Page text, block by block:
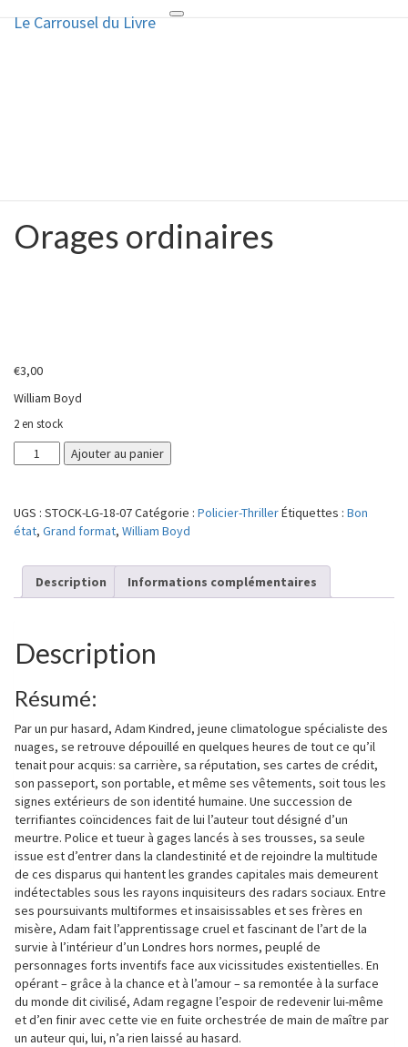
Toggle
Le Carrousel du Livre
Le Carrousel du Livre
Orages
ordinaires
Orages ordinaires
€3,00
William Boyd
2 en stock
quantité
de
Ajouter au panier
UGS : STOCK-LG-18-07Catégorie : Policier-ThrillerÉtiquettes : Bon
état, Grand format, William Boyd
Description Informations complémentaires
Description
Résumé:
Par un pur hasard, Adam Kindred, jeune climatologue spécialiste des
nuages, se retrouve dépouillé en quelques heures de tout ce qu’il
tenait pour acquis: sa carrière, sa réputation, ses cartes de crédit,
son passeport, son portable, et même ses vêtements, soit tous les
signes extérieurs de son identité humaine. Une succession de
terrifiantes coïncidences fait de lui l’auteur tout désigné d’un
meurtre. Police et tueur à gages lancés à ses trousses, sa seule
issue est d’entrer dans la clandestinité et de rejoindre la multitude
de ces disparus qui hantent les grandes capitales mais demeurent
indétectables sous les rayons inquisiteurs des radars sociaux. Entre
ses poursuivants multiformes et insaisissables et ses frères en
misère, Adam fait l’apprentissage cruel et fascinant de l’art de la
survie à l’intérieur d’un Londres hors normes, peuplé de
personnages forts inventifs face aux vicissitudes existentielles. En
opérant – grâce à la chance et à l’amour – sa remontée à la surface
du monde dit civilisé, Adam regagne l’espoir de redevenir lui-même
et d’en finir avec cette vie en fuite orchestrée de main de maître par
un auteur qui, lui, n’a rien laissé au hasard.